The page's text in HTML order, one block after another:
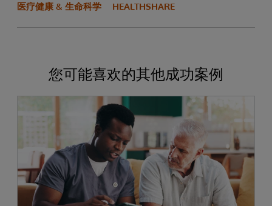
医疗健康 & 生命科学 HEALTHSHARE
您可能喜欢的其他成功案例